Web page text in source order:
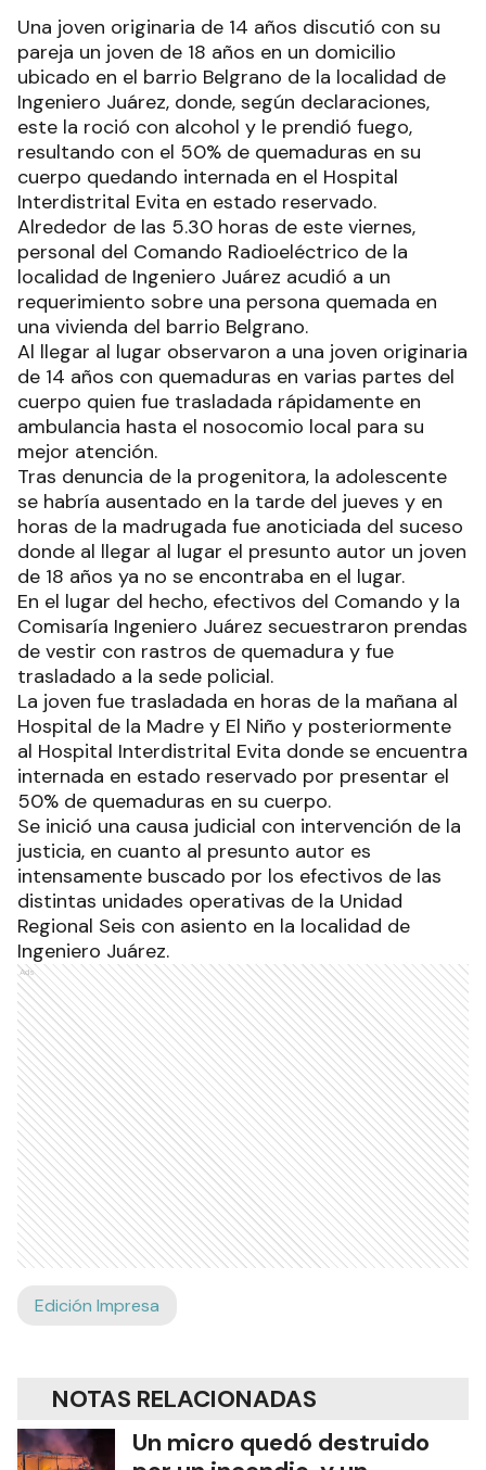
Una joven originaria de 14 años discutió con su
pareja un joven de 18 años en un domicilio
ubicado en el barrio Belgrano de la localidad de
Ingeniero Juárez, donde, según declaraciones,
este la roció con alcohol y le prendió fuego,
resultando con el 50% de quemaduras en su
cuerpo quedando internada en el Hospital
Interdistrital Evita en estado reservado.
Alrededor de las 5.30 horas de este viernes,
personal del Comando Radioeléctrico de la
localidad de Ingeniero Juárez acudió a un
requerimiento sobre una persona quemada en
una vivienda del barrio Belgrano.
Al llegar al lugar observaron a una joven originaria
de 14 años con quemaduras en varias partes del
cuerpo quien fue trasladada rápidamente en
ambulancia hasta el nosocomio local para su
mejor atención.
Tras denuncia de la progenitora, la adolescente
se habría ausentado en la tarde del jueves y en
horas de la madrugada fue anoticiada del suceso
donde al llegar al lugar el presunto autor un joven
de 18 años ya no se encontraba en el lugar.
En el lugar del hecho, efectivos del Comando y la
Comisaría Ingeniero Juárez secuestraron prendas
de vestir con rastros de quemadura y fue
trasladado a la sede policial.
La joven fue trasladada en horas de la mañana al
Hospital de la Madre y El Niño y posteriormente
al Hospital Interdistrital Evita donde se encuentra
internada en estado reservado por presentar el
50% de quemaduras en su cuerpo.
Se inició una causa judicial con intervención de la
justicia, en cuanto al presunto autor es
intensamente buscado por los efectivos de las
distintas unidades operativas de la Unidad
Regional Seis con asiento en la localidad de
Ingeniero Juárez.
Ads
Edición Impresa
NOTAS RELACIONADAS
Un micro quedó destruido